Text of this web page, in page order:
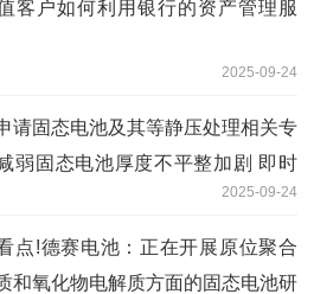
客户如何利用银行的资产管理服
2025-09-24
请固态电池及其等静压处理相关专
弱固态电池厚度不平整加剧 即时
2025-09-24
点!德赛电池：正在开展原位聚合
和氧化物电解质方面的固态电池研